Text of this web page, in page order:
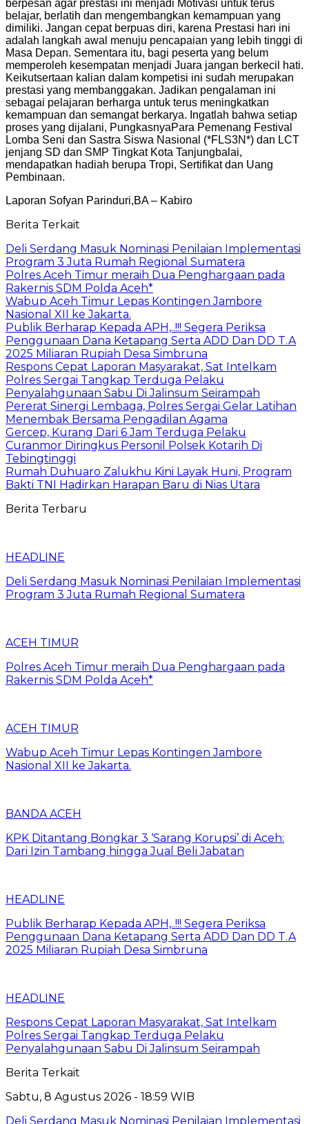
berpesan agar prestasi ini menjadi Motivasi untuk terus
belajar, berlatih dan mengembangkan kemampuan yang
dimiliki. Jangan cepat berpuas diri, karena Prestasi hari ini
adalah langkah awal menuju pencapaian yang lebih tinggi di
Masa Depan. Sementara itu, bagi peserta yang belum
memperoleh kesempatan menjadi Juara jangan berkecil hati.
Keikutsertaan kalian dalam kompetisi ini sudah merupakan
prestasi yang membanggakan. Jadikan pengalaman ini
sebagai pelajaran berharga untuk terus meningkatkan
kemampuan dan semangat berkarya. Ingatlah bahwa setiap
proses yang dijalani, PungkasnyaPara Pemenang Festival
Lomba Seni dan Sastra Siswa Nasional (*FLS3N*) dan LCT
jenjang SD dan SMP Tingkat Kota Tanjungbalai,
mendapatkan hadiah berupa Tropi, Sertifikat dan Uang
Pembinaan.
Laporan Sofyan Parinduri,BA – Kabiro
Berita Terkait
Deli Serdang Masuk Nominasi Penilaian Implementasi
Program 3 Juta Rumah Regional Sumatera
Polres Aceh Timur meraih Dua Penghargaan pada
Rakernis SDM Polda Aceh*
Wabup Aceh Timur Lepas Kontingen Jambore
Nasional XII ke Jakarta.
Publik Berharap Kepada APH,..!!! Segera Periksa
Penggunaan Dana Ketapang Serta ADD Dan DD T.A
2025 Miliaran Rupiah Desa Simbruna
Respons Cepat Laporan Masyarakat, Sat Intelkam
Polres Sergai Tangkap Terduga Pelaku
Penyalahgunaan Sabu Di Jalinsum Seirampah
Pererat Sinergi Lembaga, Polres Sergai Gelar Latihan
Menembak Bersama Pengadilan Agama
Gercep, Kurang Dari 6 Jam Terduga Pelaku
Curanmor Diringkus Personil Polsek Kotarih Di
Tebingtinggi
Rumah Duhuaro Zalukhu Kini Layak Huni, Program
Bakti TNI Hadirkan Harapan Baru di Nias Utara
Berita Terbaru
HEADLINE
Deli Serdang Masuk Nominasi Penilaian Implementasi
Program 3 Juta Rumah Regional Sumatera
ACEH TIMUR
Polres Aceh Timur meraih Dua Penghargaan pada
Rakernis SDM Polda Aceh*
ACEH TIMUR
Wabup Aceh Timur Lepas Kontingen Jambore
Nasional XII ke Jakarta.
BANDA ACEH
KPK Ditantang Bongkar 3 ‘Sarang Korupsi’ di Aceh:
Dari Izin Tambang hingga Jual Beli Jabatan
HEADLINE
Publik Berharap Kepada APH,..!!! Segera Periksa
Penggunaan Dana Ketapang Serta ADD Dan DD T.A
2025 Miliaran Rupiah Desa Simbruna
HEADLINE
Respons Cepat Laporan Masyarakat, Sat Intelkam
Polres Sergai Tangkap Terduga Pelaku
Penyalahgunaan Sabu Di Jalinsum Seirampah
Berita Terkait
Sabtu, 8 Agustus 2026 - 18:59 WIB
Deli Serdang Masuk Nominasi Penilaian Implementasi